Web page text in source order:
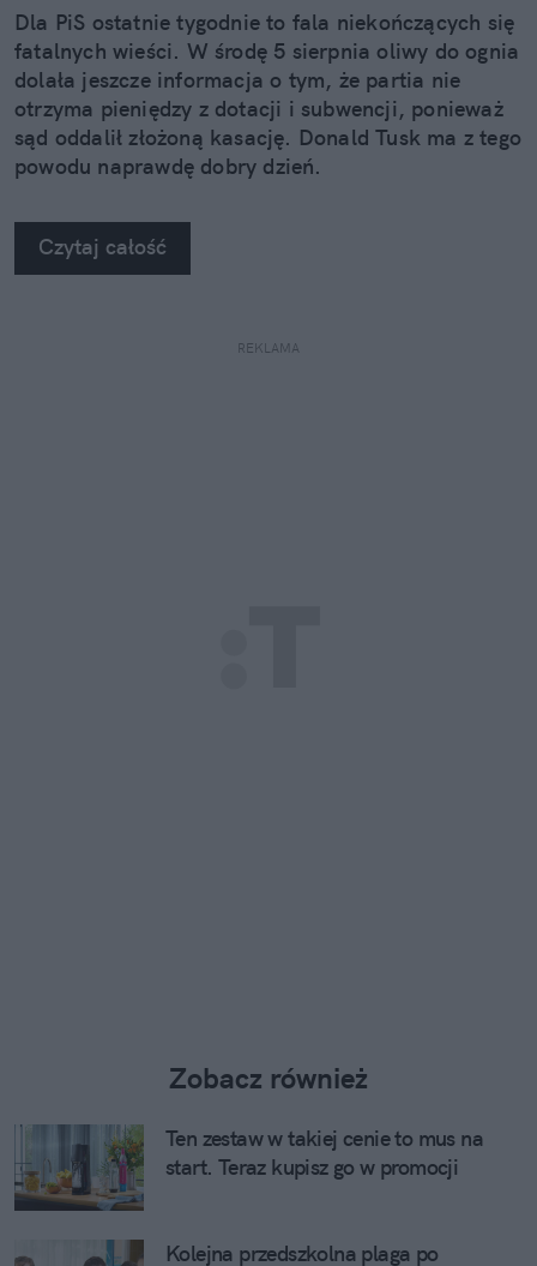
Dla PiS ostatnie tygodnie to fala niekończących się
fatalnych wieści. W środę 5 sierpnia oliwy do ognia
dolała jeszcze informacja o tym, że partia nie
otrzyma pieniędzy z dotacji i subwencji, ponieważ
sąd oddalił złożoną kasację. Donald Tusk ma z tego
powodu naprawdę dobry dzień.
Czytaj całość
REKLAMA
Zobacz również
Ten zestaw w takiej cenie to mus na
start. Teraz kupisz go w promocji
Kolejna przedszkolna plaga po